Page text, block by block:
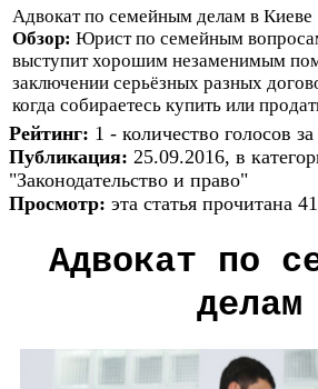
Адвокат по семейным делам в Киеве
Обзор: Юрист по семейным
выступит хорошим незаменимым
заключении серьёзных разных
когда собираетесь купить или
Рейтинг: 1 - количество голосов
Публикация: 25.09.2016, в
"Законодательство и право"
Просмотр: эта статья прочитана
Адвокат по
делам